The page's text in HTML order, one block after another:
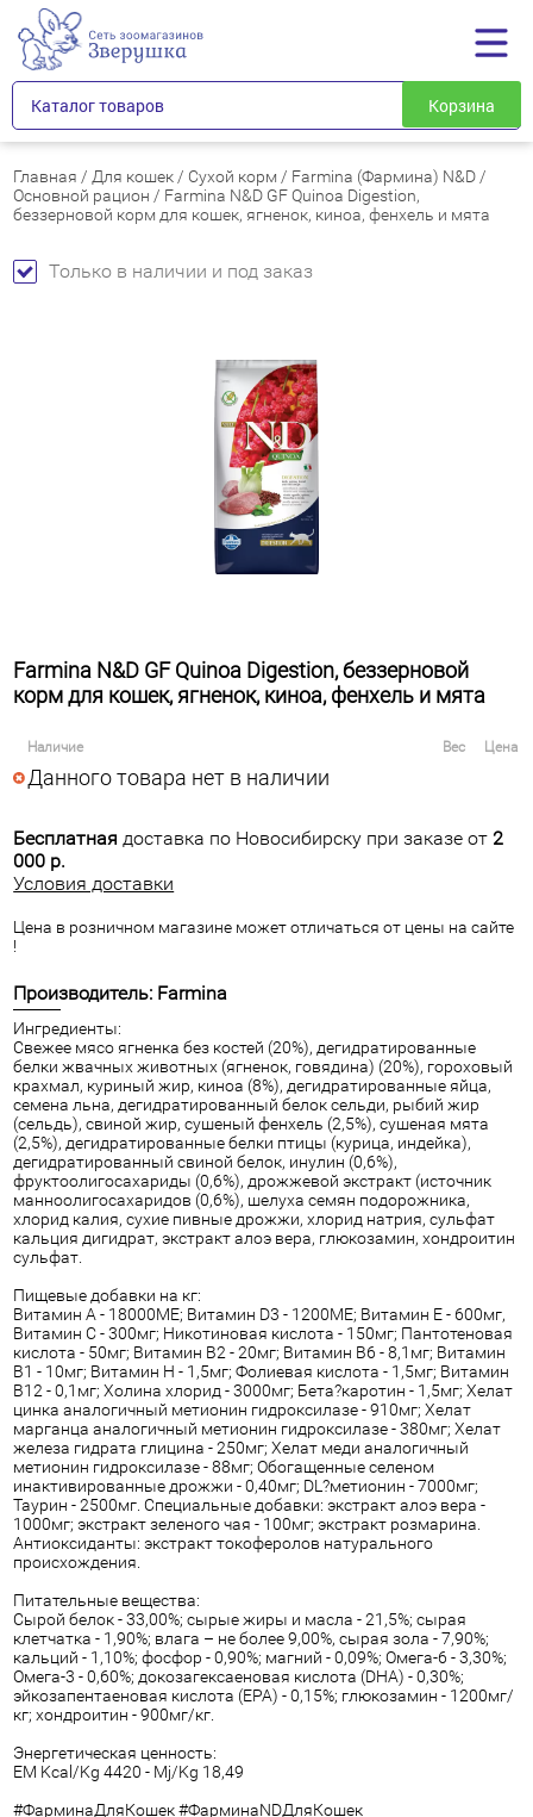
Каталог товаров Корзина
Главная / Для кошек / Сухой корм / Farmina (Фармина) N&D /
Основной рацион / Farmina N&D GF Quinoa Digestion,
беззерновой корм для кошек, ягненок, киноа, фенхель и мята
Только в наличии и под заказ
Farmina N&D GF Quinoa Digestion, беззерновой
корм для кошек, ягненок, киноа, фенхель и мята
Наличие Вес Цена
Данного товара нет в наличии
Бесплатная доставка по Новосибирску при заказе от 2
000 р.
Условия доставки
Цена в розничном магазине может отличаться от цены на сайте
!
Производитель: Farmina
Ингредиенты:
Свежее мясо ягненка без костей (20%), дегидратированные
белки жвачных животных (ягненок, говядина) (20%), гороховый
крахмал, куриный жир, киноа (8%), дегидратированные яйца,
семена льна, дегидратированный белок сельди, рыбий жир
(сельдь), свиной жир, сушеный фенхель (2,5%), сушеная мята
(2,5%), дегидратированные белки птицы (курица, индейка),
дегидратированный свиной белок, инулин (0,6%),
фруктоолигосахариды (0,6%), дрожжевой экстракт (источник
манноолигосахаридов (0,6%), шелуха семян подорожника,
хлорид калия, сухие пивные дрожжи, хлорид натрия, сульфат
кальция дигидрат, экстракт алоэ вера, глюкозамин, хондроитин
сульфат.
Пищевые добавки на кг:
Витамин А - 18000МЕ; Витамин D3 - 1200МЕ; Витамин Е - 600мг,
Витамин С - 300мг; Никотиновая кислота - 150мг; Пантотеновая
кислота - 50мг; Витамин В2 - 20мг; Витамин В6 - 8,1мг; Витамин
В1 - 10мг; Витамин Н - 1,5мг; Фолиевая кислота - 1,5мг; Витамин
В12 - 0,1мг; Холина хлорид - 3000мг; Бета?каротин - 1,5мг; Хелат
цинка аналогичный метионин гидроксилазе - 910мг; Хелат
марганца аналогичный метионин гидроксилазе - 380мг; Хелат
железа гидрата глицина - 250мг; Хелат меди аналогичный
метионин гидроксилазе - 88мг; Обогащенные селеном
инактивированные дрожжи - 0,40мг; DL?метионин - 7000мг;
Таурин - 2500мг. Специальные добавки: экстракт алоэ вера -
1000мг; экстракт зеленого чая - 100мг; экстракт розмарина.
Антиоксиданты: экстракт токоферолов натурального
происхождения.
Питательные вещества:
Cырой белок - 33,00%; сырые жиры и масла - 21,5%; сырая
клетчатка - 1,90%; влага – не более 9,00%, сырая зола - 7,90%;
кальций - 1,10%; фосфор - 0,90%; магний - 0,09%; Омега-6 - 3,30%;
Омега-3 - 0,60%; докозагексаеновая кислота (DHA) - 0,30%;
эйкозапентаеновая кислота (EPA) - 0,15%; глюкозамин - 1200мг/
кг; хондроитин - 900мг/кг.
Энергетическая ценность:
EM Kcal/Kg 4420 - Mj/Kg 18,49
#ФарминаДляКошек #ФарминаNDДляКошек